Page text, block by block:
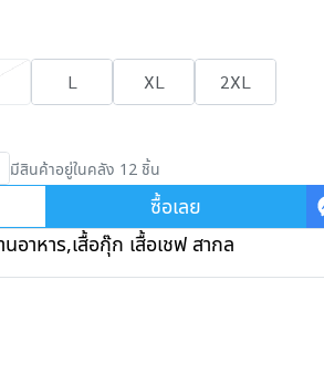
L XL
2XL
มีสินค้าอยู่ในคลัง 12 ชิ้น
ซื้อเลย
อาหาร,เสื้อกุ๊ก เสื้อเชฟ สากล